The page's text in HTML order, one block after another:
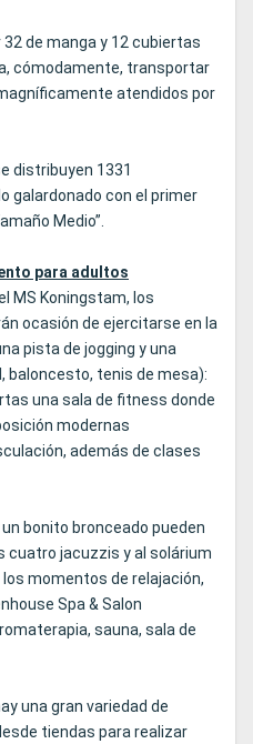
de manga y 12 cubiertas
cómodamente, transportar
atendidos por
distribuyen 1331
galardonado con el primer
Medio”.
para adultos
MS Koningstam, los
ocasión de ejercitarse en la
pista de jogging y una
baloncesto, tenis de mesa):
una sala de fitness donde
modernas
además de clases
bonito bronceado pueden
cuatro jacuzzis y al solárium
momentos de relajación,
Spa & Salon
sauna, sala de
una gran variedad de
tiendas para realizar